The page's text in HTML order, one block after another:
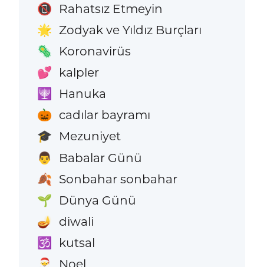
📵 Rahatsız Etmeyin
🌟 Zodyak ve Yıldız Burçları
🦠 Koronavirüs
💕 kalpler
🕎 Hanuka
🎃 cadılar bayramı
🎓 Mezuniyet
👨 Babalar Günü
🍂 Sonbahar sonbahar
🌱 Dünya Günü
🪔 diwali
🕉️ kutsal
🎅 Noel